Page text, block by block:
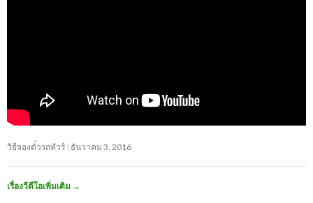
วิธีจองตั๋วรถทัวร์ ธันวาคม 3, 2016
เรื่องวีดีโอเพิ่มเติม →